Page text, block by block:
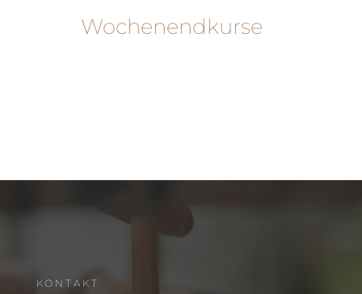
Wochenendkurse
KONTAKT